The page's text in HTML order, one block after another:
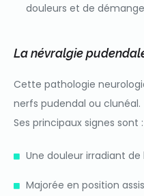
douleurs et de
La névralgie
Cette pathologie
nerfs pudendal ou clunéal.
Ses principaux signes sont :
Une douleur irradiant de
Majorée en position